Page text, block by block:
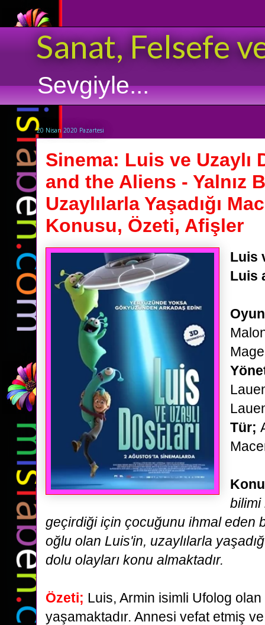
Sanat, Felsefe
Sevgiyle...
20 Nisan 2020 Pazartesi
Sinema: Luis ve Uzaylı
and the Aliens - Yalnız
Uzaylılarla Yaşadığı
Konusu, Özeti, Afişler
Luis
Luis
Tür;
bilimi
geçirdiği için çocuğunu ihmal eden
oğlu olan Luis'in, uzaylılarla
dolu olayları konu almaktadır.
Özeti; Luis, Armin isimli Ufolog olan
yaşamaktadır. Annesi vefat etmiş